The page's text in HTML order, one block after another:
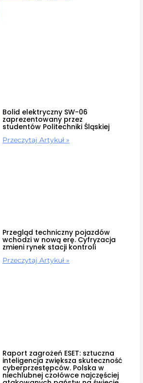
Bolid elektryczny SW-06
zaprezentowany przez
studentów Politechniki Śląskiej
Przeczytaj Artykuł »
Przegląd techniczny pojazdów
wchodzi w nową erę. Cyfryzacja
zmieni rynek stacji kontroli
Przeczytaj Artykuł »
Raport zagrożeń ESET: sztuczna
inteligencja zwiększa skuteczność
cyberprzestępców. Polska w
niechlubnej czołówce najczęściej